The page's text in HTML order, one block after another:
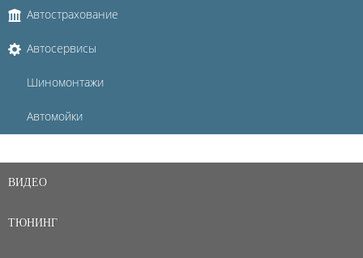
Автострахование
Автосервисы
Шиномонтажи
Автомойки
ВИДЕО
ТЮНИНГ